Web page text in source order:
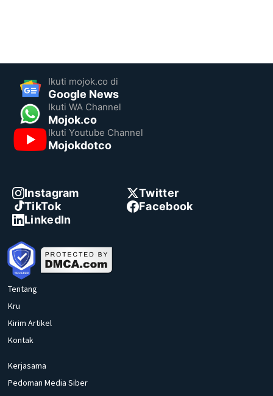
Ikuti mojok.co di
Google News
Ikuti WA Channel
Mojok.co
Ikuti Youtube Channel
Mojokdotco
Instagram
Twitter
TikTok
Facebook
LinkedIn
Tentang
Kru
Kirim Artikel
Kontak
Kerjasama
Pedoman Media Siber